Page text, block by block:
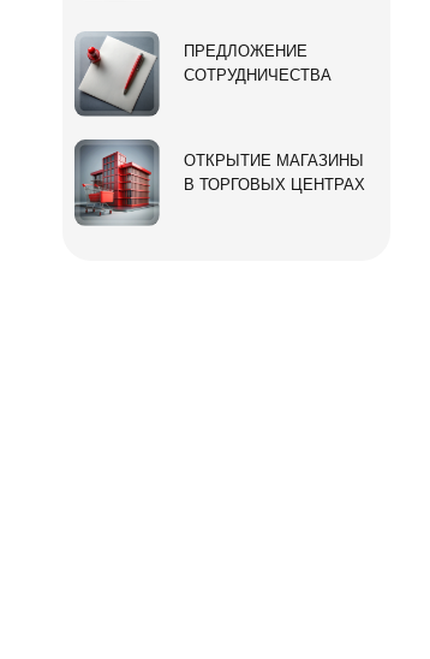
ПРЕДЛОЖЕНИЕ
СОТРУДНИЧЕСТВА
ОТКРЫТИЕ МАГАЗИНЫ
В ТОРГОВЫХ ЦЕНТРАХ